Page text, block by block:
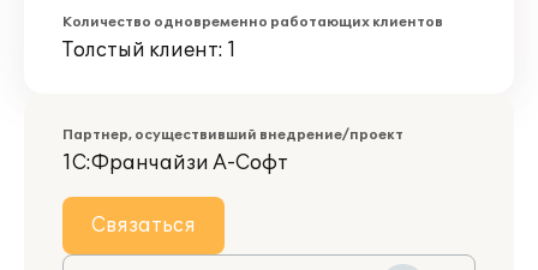
Количество одновременно работающих клиентов
Толстый клиент: 1
Партнер, осуществивший внедрение/проект
1С:Франчайзи А-Софт
Связаться